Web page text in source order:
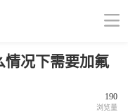
情况下需要加氟
190
浏览量